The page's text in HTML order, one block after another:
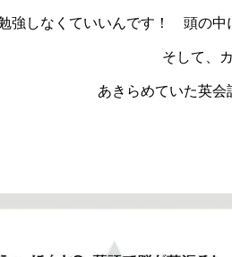
強しなくていいんです！ 頭の中
そして、
あきらめていた英会